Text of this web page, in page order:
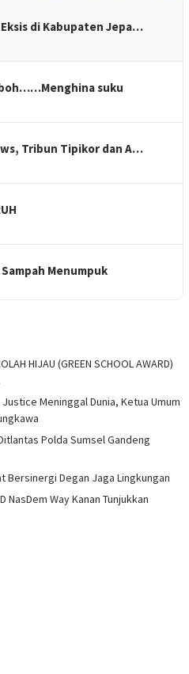
di Kabupaten Jepa…
suku
Tribun Tipikor dan A…
Menumpuk
HIJAU (GREEN SCHOOL AWARD)
Meninggal Dunia, Ketua Umum
Polda Sumsel Gandeng
Bersinergi Degan Jaga Lingkungan
NasDem Way Kanan Tunjukkan